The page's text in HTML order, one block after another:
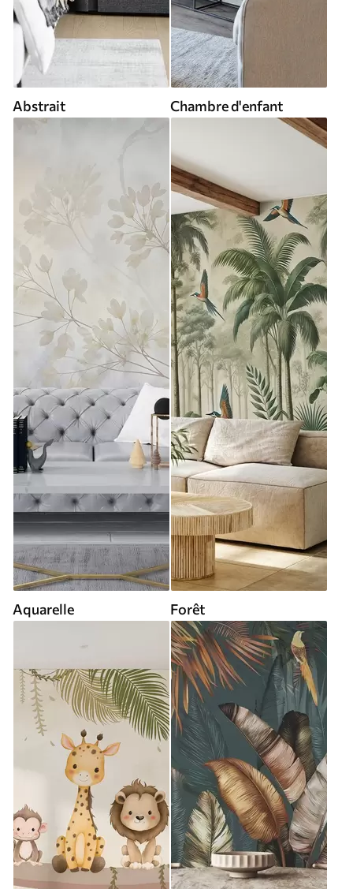
Abstrait Chambre d'enfant
Aquarelle Forêt